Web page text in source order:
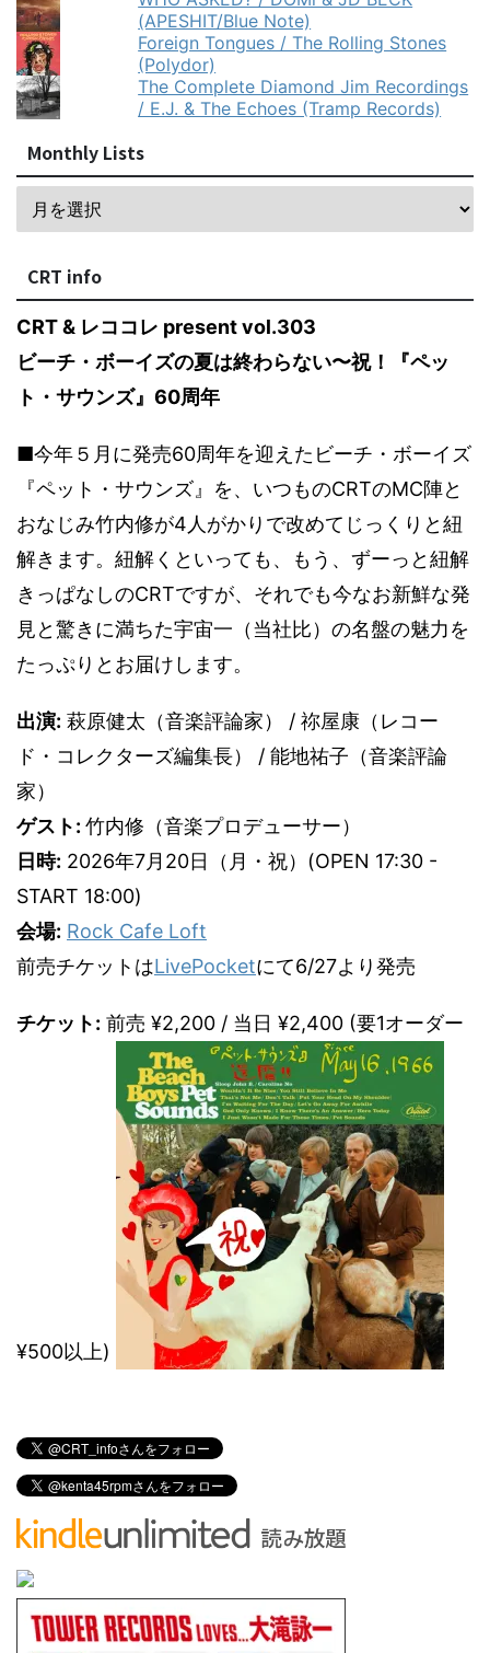
(APESHIT/Blue Note)
Foreign Tongues / The Rolling Stones
(Polydor)
The Complete Diamond Jim Recordings
/ E.J. & The Echoes (Tramp Records)
Monthly Lists
CRT info
CRT & レココレ present vol.303
ビーチ・ボーイズの夏は終わらない〜祝！『ペッ
ト・サウンズ』60周年
■今年５月に発売60周年を迎えたビーチ・ボーイズ
『ペット・サウンズ』を、いつものCRTのMC陣と
おなじみ竹内修が4人がかりで改めてじっくりと紐
解きます。紐解くといっても、もう、ずーっと紐解
きっぱなしのCRTですが、それでも今なお新鮮な発
見と驚きに満ちた宇宙一（当社比）の名盤の魅力を
たっぷりとお届けします。
出演: 萩原健太（音楽評論家） / 祢屋康（レコー
ド・コレクターズ編集長） / 能地祐子（音楽評論
家）
ゲスト: 竹内修（音楽プロデューサー）
日時: 2026年7月20日（月・祝）(OPEN 17:30 -
START 18:00)
会場: Rock Cafe Loft
前売チケットはLivePocketにて6/27より発売
チケット: 前売 ¥2,200 / 当日 ¥2,400 (要1オーダー
¥500以上)